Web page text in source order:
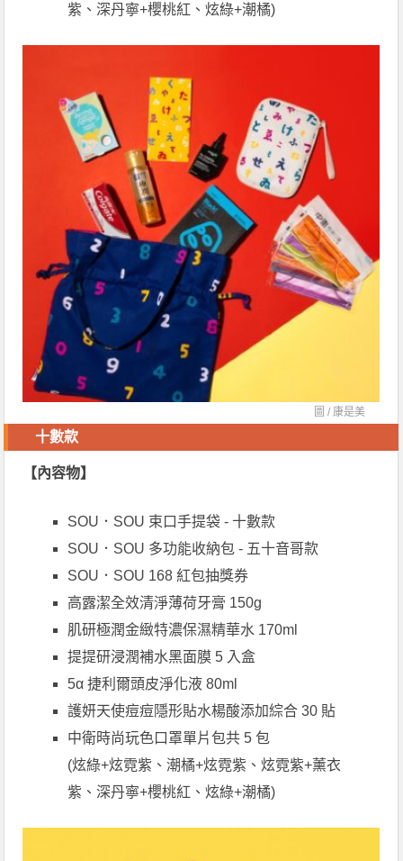
紫、深丹寧+櫻桃紅、炫綠+潮橘)
圖 /康是美
十數款
【內容物】
SOU．SOU 束口手提袋 - 十數款
SOU．SOU 多功能收納包 - 五十音哥款
SOU．SOU 168 紅包抽獎券
高露潔全效清淨薄荷牙膏 150g
肌研極潤金緻特濃保濕精華水 170ml
提提研浸潤補水黑面膜 5 入盒
5α 捷利爾頭皮淨化液 80ml
護妍天使痘痘隱形貼水楊酸添加綜合 30 貼
中衛時尚玩色口罩單片包共 5 包
(炫綠+炫霓紫、潮橘+炫霓紫、炫霓紫+薰衣
紫、深丹寧+櫻桃紅、炫綠+潮橘)